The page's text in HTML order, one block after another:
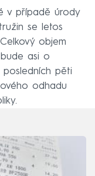
v případě úrody
se letos
objem
asi o
pěti
odhadu